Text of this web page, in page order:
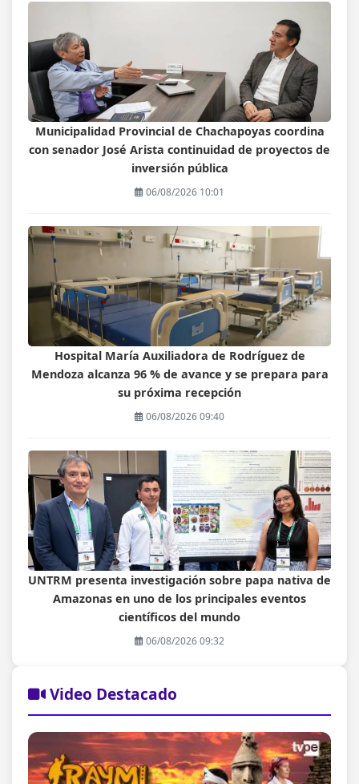
Municipalidad Provincial de Chachapoyas coordina
con senador José Arista continuidad de proyectos de
inversión pública
06/08/2026 10:01
Hospital María Auxiliadora de Rodríguez de
Mendoza alcanza 96 % de avance y se prepara para
su próxima recepción
06/08/2026 09:40
UNTRM presenta investigación sobre papa nativa de
Amazonas en uno de los principales eventos
científicos del mundo
06/08/2026 09:32
Video Destacado